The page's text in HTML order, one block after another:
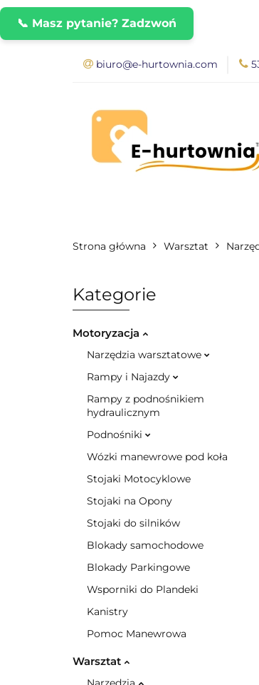
📞 Masz pytanie? Zadzwoń
biuro@e-hurtownia.com
WYMIARY PACZEK
PRZEWODNIK DOBORU RAMP
Blog
Strona główna Warsztat
Kategorie
Motoryzacja
Narzędzia warsztatowe
Rampy i Najazdy
Rampy z podnośnikiem
hydraulicznym
Podnośniki
Wózki manewrowe pod koła
Stojaki Motocyklowe
Stojaki na Opony
Stojaki do silników
Blokady samochodowe
Blokady Parkingowe
Wsporniki do Plandeki
Kanistry
Pomoc Manewrowa
Warsztat